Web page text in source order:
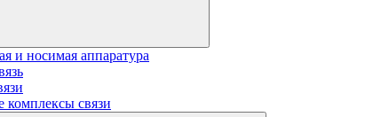
и носимая аппаратура
связи